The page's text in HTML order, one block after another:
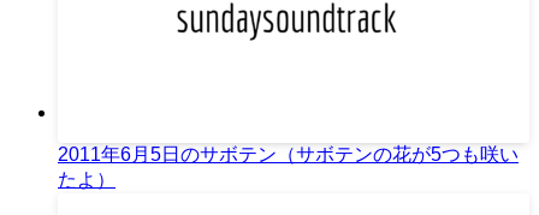
2011年6月5日のサボテン（サボテンの花が5つも咲い
たよ）